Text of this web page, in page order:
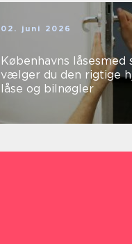
02. juni 2026
Københavns låsesmed sådan
vælger du den rigtige
låse og bilnøgler